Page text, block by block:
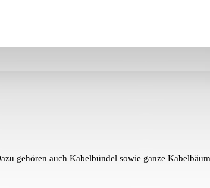
gehören auch Kabelbündel sowie ganze